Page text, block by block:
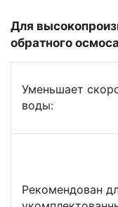
Для
обратного осмоса
Уменьшает
воды:
Рекомендован